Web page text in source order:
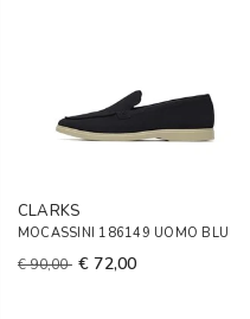
CLARKS
MOCASSINI 186149 UOMO BLU
€ 90,00 € 72,00